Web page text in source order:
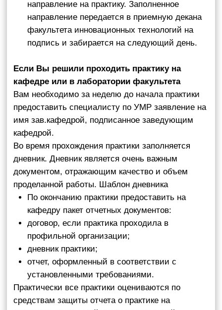
средствам защиты отчета о практике на
кафедры. С требованиями к защите отчета
можно ознакомиться в рабочей программме
практики. Неудовлетворительные результаты
отсутствии уважительных причин признаются
академической задолженностью. Обучающиеся,
не выполнившие программу практики без
уважительной причины или получившие
отрицательную отметку, могут быть отчислены
задолженность в порядке, установленным
локальным нормативным актом НИ ТГУ.
Обучающиеся, не выполнившие программу
практики, направляются на практику повторно и в
индивидуальном порядке.
Направление на практику
Россия, Томск, пр. Ленина, 36/3
+7 952 155 96 48
Мы используем файлы cookie и метрики рейтинга.
Продолжая находиться на сайте, вы соглашаетесь с
этого, то вам нужно покинуть этот сайт.
+7 952 155 96 48
abiturient-fit.ru
Деканат факультета Приемная комиссия